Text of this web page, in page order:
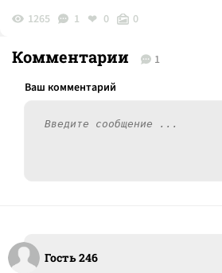
1265 1 0 0
Комментарии 1
Гость 246